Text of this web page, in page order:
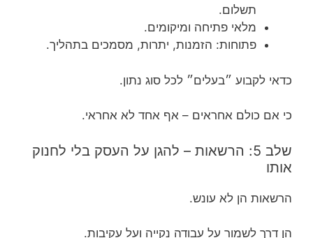
תשלום.
מלאי פתיחה ומיקומים.
פתוחות: הזמנות, יתרות, מסמכים בתהליך.
כדאי לקבוע ״בעלים״ לכל סוג נתון.
כי אם כולם אחראים – אף אחד לא אחראי.
שלב 5: הרשאות – להגן על העסק בלי לחנוק
אותו
הרשאות הן לא עונש.
הן דרך לשמור על עבודה נקייה ועל עקיבות.